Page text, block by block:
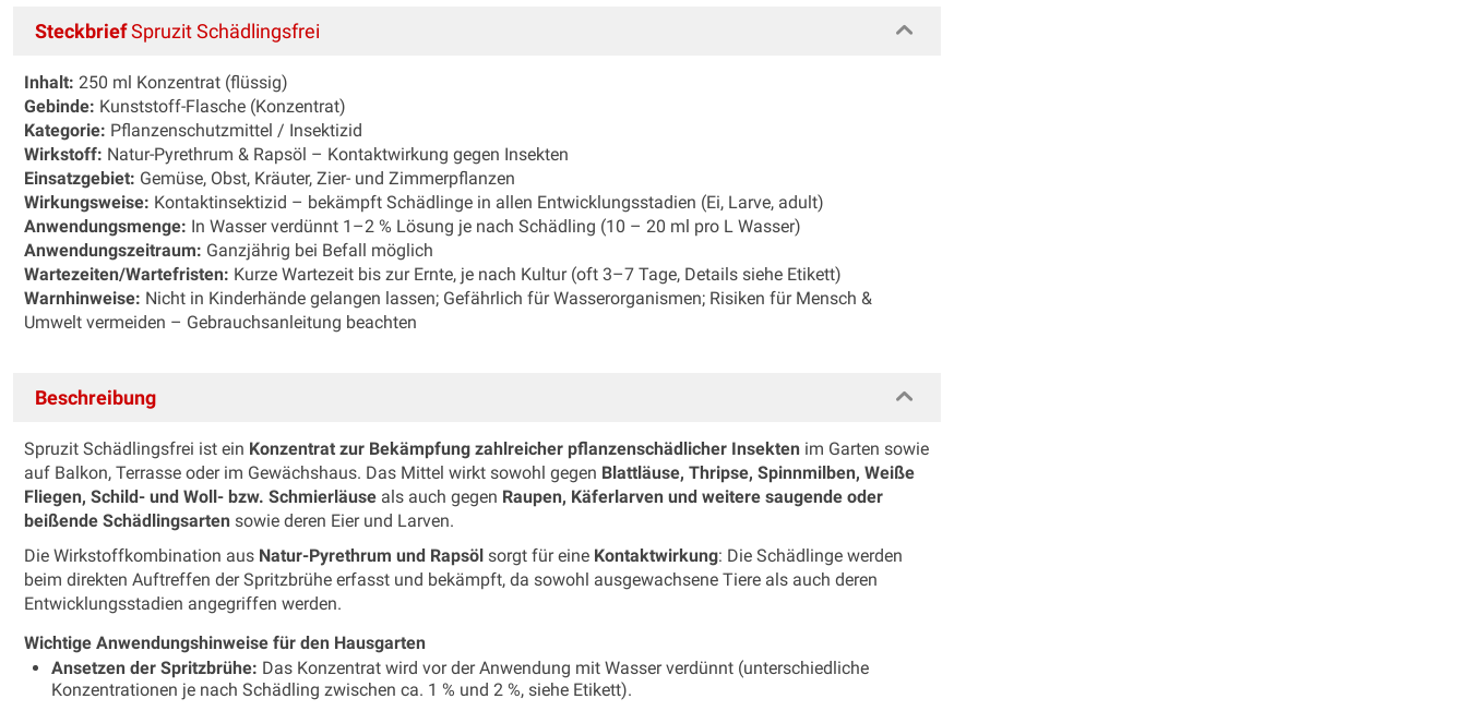
SteckbriefSpruzit Schädlingsfrei
Inhalt: 250 ml Konzentrat (flüssig)
Gebinde: Kunststoff-Flasche (Konzentrat)
Kategorie: Pflanzenschutzmittel / Insektizid
Wirkstoff: Natur-Pyrethrum & Rapsöl – Kontaktwirkung gegen Insekten
Einsatzgebiet: Gemüse, Obst, Kräuter, Zier- und Zimmerpflanzen
Wirkungsweise: Kontaktinsektizid – bekämpft Schädlinge in allen Entwicklungsstadien (Ei, Larve, adult)
Anwendungsmenge: In Wasser verdünnt 1–2 % Lösung je nach Schädling (10 – 20 ml pro L Wasser)
Anwendungszeitraum: Ganzjährig bei Befall möglich
Wartezeiten/Wartefristen: Kurze Wartezeit bis zur Ernte, je nach Kultur (oft 3–7 Tage, Details siehe Etikett)
Warnhinweise: Nicht in Kinderhände gelangen lassen; Gefährlich für Wasserorganismen; Risiken für Mensch &
Umwelt vermeiden – Gebrauchsanleitung beachten
Beschreibung
Spruzit Schädlingsfrei ist ein Konzentrat zur Bekämpfung zahlreicher pflanzenschädlicher Insekten im Garten sowie
auf Balkon, Terrasse oder im Gewächshaus. Das Mittel wirkt sowohl gegen Blattläuse, Thripse, Spinnmilben, Weiße
Fliegen, Schild- und Woll- bzw. Schmierläuse als auch gegen Raupen, Käferlarven und weitere saugende oder
beißende Schädlingsarten sowie deren Eier und Larven.
Die Wirkstoffkombination aus Natur-Pyrethrum und Rapsöl sorgt für eine Kontaktwirkung: Die Schädlinge werden
beim direkten Auftreffen der Spritzbrühe erfasst und bekämpft, da sowohl ausgewachsene Tiere als auch deren
Entwicklungsstadien angegriffen werden.
Wichtige Anwendungshinweise für den Hausgarten
Ansetzen der Spritzbrühe: Das Konzentrat wird vor der Anwendung mit Wasser verdünnt (unterschiedliche
Konzentrationen je nach Schädling zwischen ca. 1 % und 2 %, siehe Etikett).